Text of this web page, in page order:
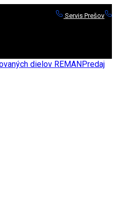
Servis Prešov
dielov REMANPredaj